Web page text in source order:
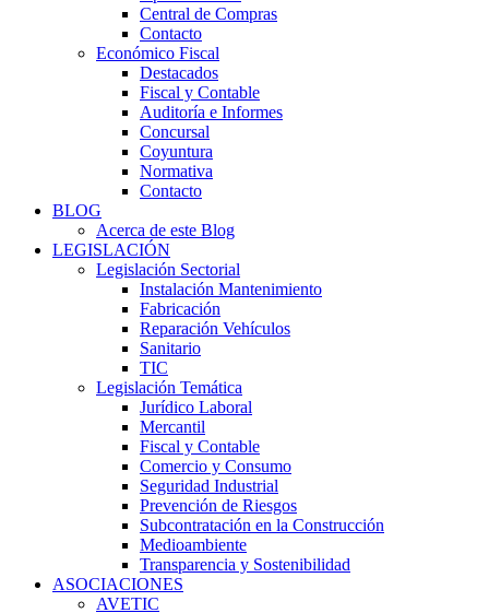
Central de Compras
Contacto
Económico Fiscal
Destacados
Fiscal y Contable
Auditoría e Informes
Concursal
Coyuntura
Normativa
Contacto
BLOG
Acerca de este Blog
LEGISLACIÓN
Legislación Sectorial
Instalación Mantenimiento
Fabricación
Reparación Vehículos
Sanitario
TIC
Legislación Temática
Jurídico Laboral
Mercantil
Fiscal y Contable
Comercio y Consumo
Seguridad Industrial
Prevención de Riesgos
Subcontratación en la Construcción
Medioambiente
Transparencia y Sostenibilidad
ASOCIACIONES
AVETIC